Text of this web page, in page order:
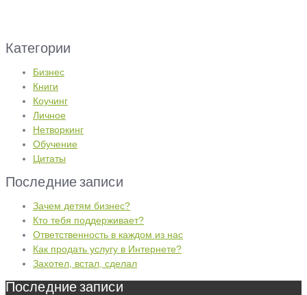
Категории
Бизнес
Книги
Коучинг
Личное
Нетворкинг
Обучение
Цитаты
Последние записи
Зачем детям бизнес?
Кто тебя поддерживает?
Ответственность в каждом из нас
Как продать услугу в Интернете?
Захотел, встал, сделал
Последние записи